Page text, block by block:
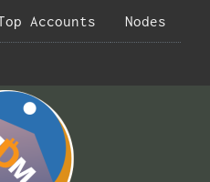
Accounts Nodes